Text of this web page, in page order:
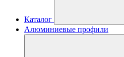
Каталог
Алюминиевые профили